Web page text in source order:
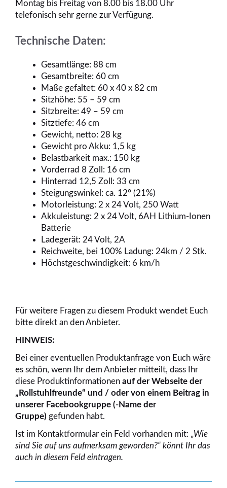
Montag bis Freitag von 8.00 bis 18.00 Uhr
telefonisch sehr gerne zur Verfügung.
Technische Daten:
Gesamtlänge: 88 cm
Gesamtbreite: 60 cm
Maße gefaltet: 60 x 40 x 82 cm
Sitzhöhe: 55 – 59 cm
Sitzbreite: 49 – 59 cm
Sitztiefe: 46 cm
Gewicht, netto: 28 kg
Gewicht pro Akku: 1,5 kg
Belastbarkeit max.: 150 kg
Vorderrad 8 Zoll: 16 cm
Hinterrad 12,5 Zoll: 33 cm
Steigungswinkel: ca. 12° (21%)
Motorleistung: 2 x 24 Volt, 250 Watt
Akkuleistung: 2 x 24 Volt, 6AH Lithium-Ionen
Batterie
Ladegerät: 24 Volt, 2A
Reichweite, bei 100% Ladung: 24km / 2 Stk.
Höchstgeschwindigkeit: 6 km/h
Für weitere Fragen zu diesem Produkt wendet Euch
bitte direkt an den Anbieter.
HINWEIS:
Bei einer eventuellen Produktanfrage von Euch wäre
es schön, wenn Ihr dem Anbieter mitteilt, dass Ihr
diese Produktinformationen auf der Webseite der
„Rollstuhlfreunde“ und / oder von einem Beitrag in
unserer Facebookgruppe (-Name der
Gruppe) gefunden habt.
Ist im Kontaktformular ein Feld vorhanden mit: „Wie
sind Sie auf uns aufmerksam geworden?“ könnt Ihr das
auch in diesem Feld eintragen.